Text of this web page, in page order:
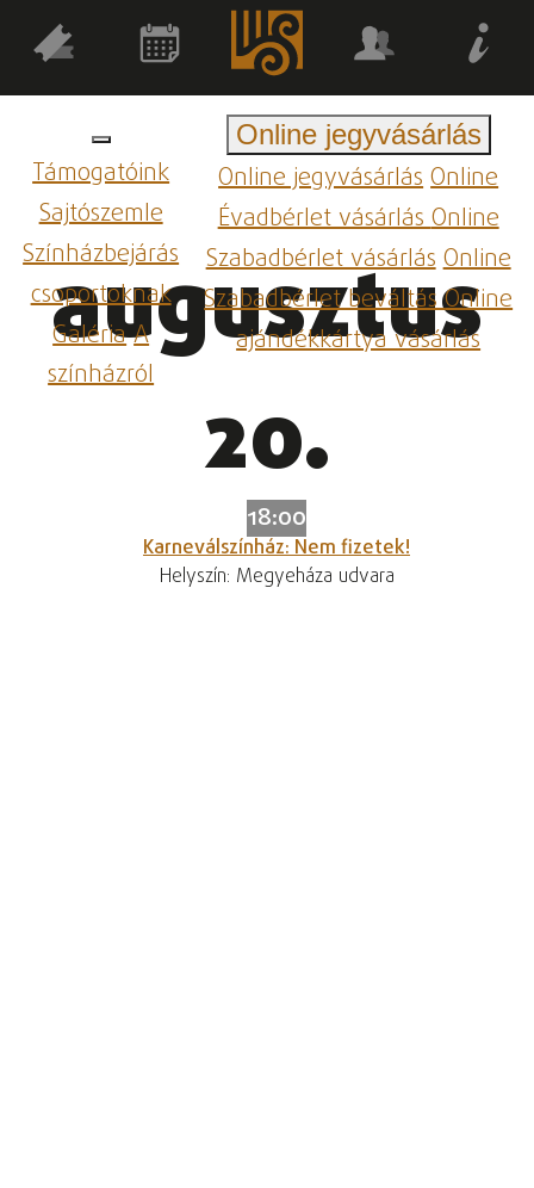
Támogatóink
Sajtószemle
Színházbejárás
csoportoknak
GalériaA
színházról
Online jegyvásárlás
Online jegyvásárlásOnline
Évadbérlet vásárlásOnline
Szabadbérlet vásárlásOnline
Szabadbérlet beváltásOnline
ajándékkártya vásárlás
augusztus
20.
18:00
Karneválszínház: Nem fizetek!
Helyszín: Megyeháza udvara